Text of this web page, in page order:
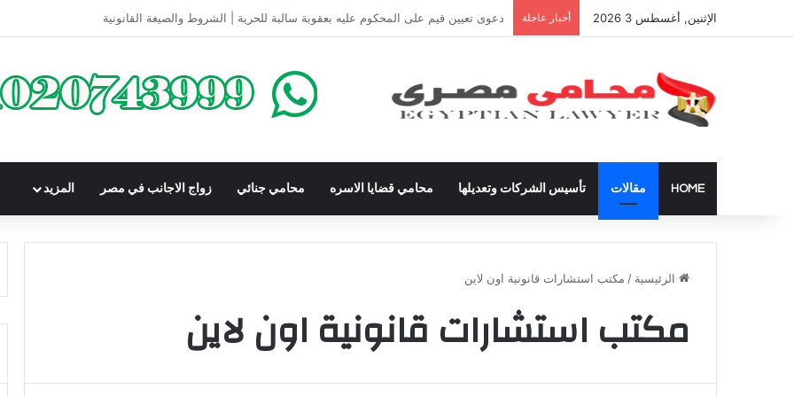
الإثنين, أغسطس 3 2026 أخبار عاجلة شراء العقارات داخل الكومباوندات تحت الإنشاء | أهم البنود التي تحمي المشتري في القانون المصري
HOME مقالات تأسيس الشركات وتعديلها محامي قضايا الاسره محامي جنائي زواج الاجانب في مصر المزيد
الرئيسية / مكتب استشارات قانونية اون لاين
مكتب استشارات قانونية اون لاين